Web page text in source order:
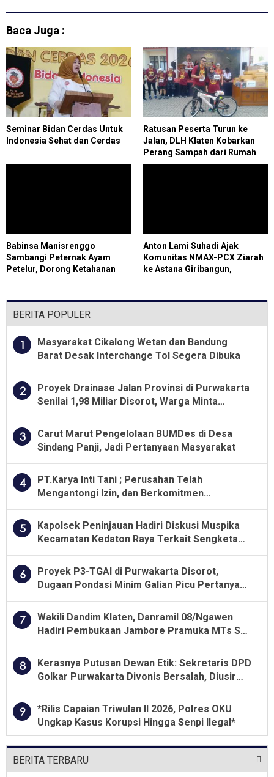
Baca Juga :
Seminar Bidan Cerdas Untuk
Indonesia Sehat dan Cerdas
Ratusan Peserta Turun ke
Jalan, DLH Klaten Kobarkan
Perang Sampah dari Rumah
Babinsa Manisrenggo
Sambangi Peternak Ayam
Petelur, Dorong Ketahanan
Anton Lami Suhadi Ajak
Komunitas NMAX-PCX Ziarah
ke Astana Giribangun,
BERITA POPULER
1
Masyarakat Cikalong Wetan dan Bandung
Barat Desak Interchange Tol Segera Dibuka
2
Proyek Drainase Jalan Provinsi di Purwakarta
Senilai 1,98 Miliar Disorot, Warga Minta
3
Carut Marut Pengelolaan BUMDes di Desa
Sindang Panji, Jadi Pertanyaan Masyarakat
4
PT.Karya Inti Tani ; Perusahan Telah
Mengantongi Izin, dan Berkomitmen
5
Kapolsek Peninjauan Hadiri Diskusi Muspika
Kecamatan Kedaton Raya Terkait Sengketa
6
Proyek P3-TGAI di Purwakarta Disorot,
Dugaan Pondasi Minim Galian Picu Pertanyaan
7
Wakili Dandim Klaten, Danramil 08/Ngawen
Hadiri Pembukaan Jambore Pramuka MTs Se-
8
Kerasnya Putusan Dewan Etik: Sekretaris DPD
Golkar Purwakarta Divonis Bersalah, Diusir
9
*Rilis Capaian Triwulan II 2026, Polres OKU
Ungkap Kasus Korupsi Hingga Senpi Ilegal*
BERITA TERBARU